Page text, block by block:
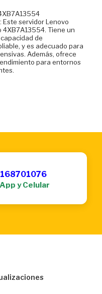
Este servidor Lenovo
Tiene un
de
y es adecuado para
Además, ofrece
para entornos
y Celular